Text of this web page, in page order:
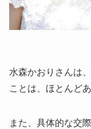
水森かおりさんは
ことは、ほとんど
また、具体的な交